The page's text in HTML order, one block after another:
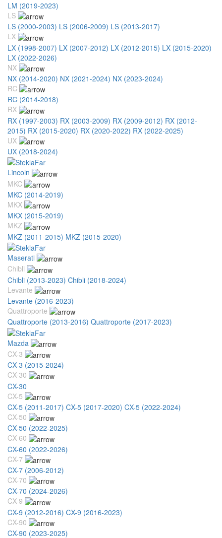
LM (2019-2023)
LS
LS (2000-2003) LS (2006-2009) LS (2013-2017)
LX
LX (1998-2007) LX (2007-2012) LX (2012-2015) LX (2015-2020)
LX (2022-2026)
NX
NX (2014-2020) NX (2021-2024) NX (2023-2024)
RC
RC (2014-2018)
RX
RX (1997-2003) RX (2003-2009) RX (2009-2012) RX (2012-
2015) RX (2015-2020) RX (2020-2022) RX (2022-2025)
UX
UX (2018-2024)
Lincoln
MKC
MKC (2014-2019)
MKX
MKX (2015-2019)
MKZ
MKZ (2011-2015) MKZ (2015-2020)
Maserati
Chibli
Chibli (2013-2023) Chibli (2018-2024)
Levante
Levante (2016-2023)
Quattroporte
Quattroporte (2013-2016) Quattroporte (2017-2023)
Mazda
CX-3
CX-3 (2015-2024)
CX-30
CX-30
CX-5
CX-5 (2011-2017) CX-5 (2017-2020) CX-5 (2022-2024)
CX-50
CX-50 (2022-2025)
CX-60
CX-60 (2022-2026)
CX-7
CX-7 (2006-2012)
CX-70
CX-70 (2024-2026)
CX-9
CX-9 (2012-2016) CX-9 (2016-2023)
CX-90
CX-90 (2023-2025)